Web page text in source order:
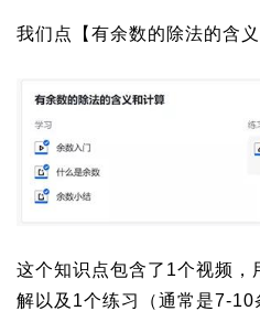
我们点【有余数的除法的含义
这个知识点包含了1个视频，
解以及1个练习（通常是7-10